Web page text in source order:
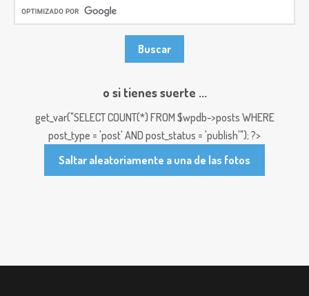
o si tienes suerte ...
get_var("SELECT COUNT(*) FROM $wpdb->posts WHERE
post_type = 'post' AND post_status = 'publish'"); ?>
Saltar aleatoriamente a una de las fotos